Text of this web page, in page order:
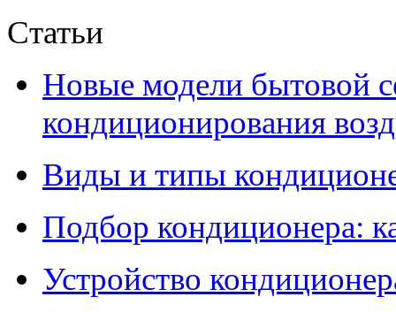
Статьи
Новые модели бытовой
кондиционирования
Виды и типы
Подбор кондиционера:
Устройство